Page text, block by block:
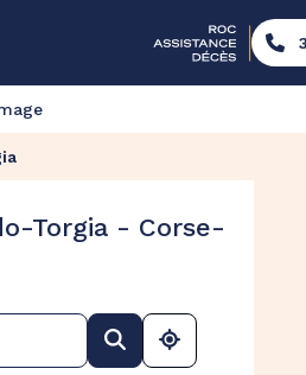
Torgia - Corse-